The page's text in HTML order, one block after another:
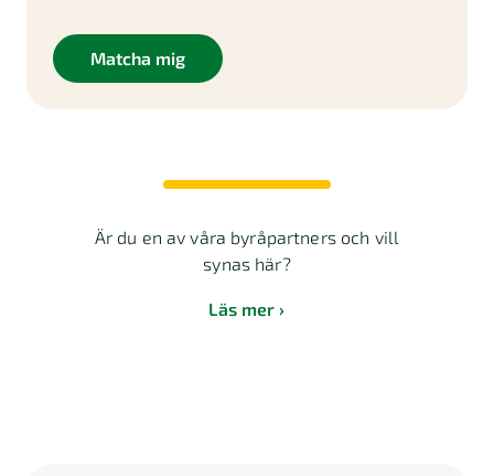
Matcha mig
Är du en av våra byråpartners och vill
synas här?
Läs mer